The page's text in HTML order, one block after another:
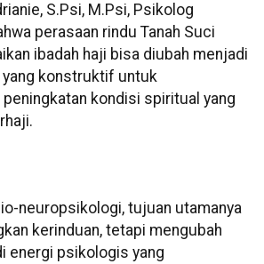
S.Psi, M.Psi, Psikolog
perasaan rindu Tanah Suci
ibadah haji bisa diubah menjadi
konstruktif untuk
kondisi spiritual yang
neuropsikologi, tujuan utamanya
kerinduan, tetapi mengubah
energi psikologis yang